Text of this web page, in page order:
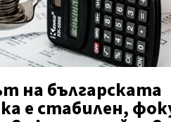
на българската
е стабилен,